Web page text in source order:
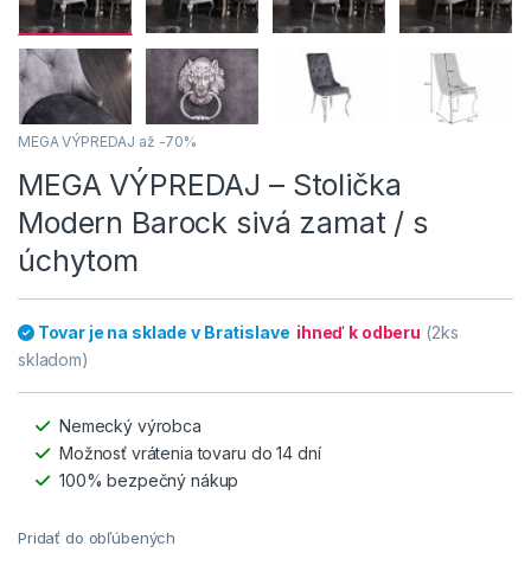
MEGA VÝPREDAJ až -70%
MEGA VÝPREDAJ – Stolička
Modern Barock sivá zamat / s
úchytom
Tovar je na sklade v Bratislave ihneď k odberu (2ks
skladom)
Nemecký výrobca
Možnosť vrátenia tovaru do 14 dní
100% bezpečný nákup
Pridať do obľúbených